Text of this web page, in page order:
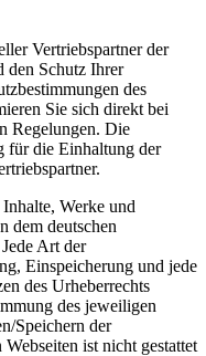
Vertriebspartner der
den Schutz Ihrer
des
Sie sich direkt bei
Regelungen. Die
für die Einhaltung der
Werke und
dem deutschen
Art der
Einspeicherung und jede
des Urheberrechts
des jeweiligen
Speichern der
ist nicht gestattet